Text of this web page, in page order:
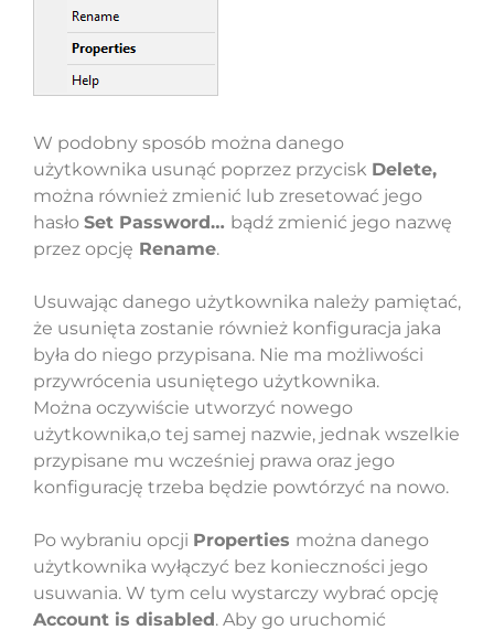
W podobny sposób można danego
użytkownika usunąć poprzez przycisk Delete,
można również zmienić lub zresetować jego
hasło Set Password… bądź zmienić jego nazwę
przez opcję Rename.
Usuwając danego użytkownika należy pamiętać,
że usunięta zostanie również konfiguracja jaka
była do niego przypisana. Nie ma możliwości
przywrócenia usuniętego użytkownika.
Można oczywiście utworzyć nowego
użytkownika,o tej samej nazwie, jednak wszelkie
przypisane mu wcześniej prawa oraz jego
konfigurację trzeba będzie powtórzyć na nowo.
Po wybraniu opcji Properties można danego
użytkownika wyłączyć bez konieczności jego
usuwania. W tym celu wystarczy wybrać opcję
Account is disabled. Aby go uruchomić